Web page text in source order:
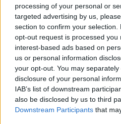
processing of your personal or
targeted advertising by us,
section to confirm your
opt-out request is processed you
interest-based ads based on
us or personal information
your opt-out. You may
disclosure of your personal
IAB’s list of downstream
also be disclosed by us to third
Downstream Participants that
Tagi
Pieśń o Rolandzie -
Pieśń o Rolandzie –
Jak pamięć o
teraźniejszość? Omów
podstawie Zdążyć przed
Krall. W swojej
wybrany kontekst.